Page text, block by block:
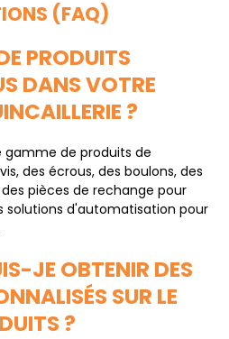
(FAQ)
PRODUITS
DANS VOTRE
?
gamme de produits de
des écrous, des boulons, des
pièces de rechange pour
solutions d'automatisation pour
JE OBTENIR DES
SUR LE
?